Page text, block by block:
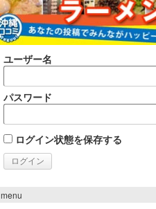
ユーザー名
パスワード
ログイン状態を保存する
menu